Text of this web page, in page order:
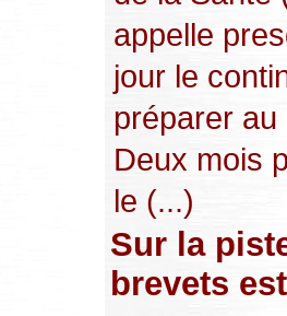
appelle
jour le
préparer au
Deux mois
le (...)
Sur la
brevets